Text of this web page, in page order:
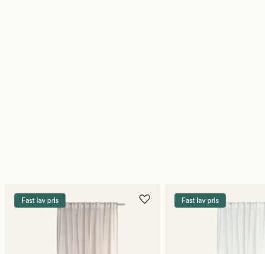
Fast lav pris Fast lav pris